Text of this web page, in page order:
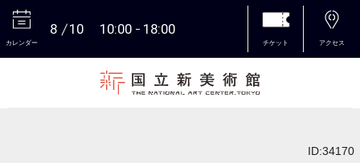
カレンダー
8 10 10:00 18:00
チケット アクセス
ID:34170